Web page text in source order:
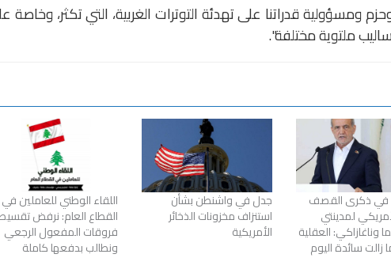
ومسؤولية قدراتنا على تهدئة التوترات الغربية، التي تكثر، وخاصة
ملتوية مختلفة".
في ذكرى القصف
لمدينتي
وناغازاكي: العقلية
زالت سائدة اليوم
جدل في واشنطن بشأن
استنزاف مخزونات الذخائر
الأمريكية
اللقاء الوطني للعاملين في
القطاع العام: نرفض
فروقات المفعول الرجعي
ونطالب بدفعها كاملة